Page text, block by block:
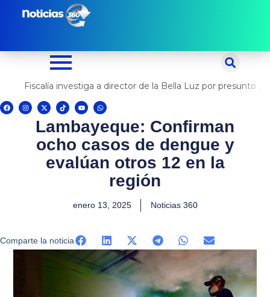
Fiscalía investiga a director de la Bella Luz por presunto abuso contra cantante Naldy Saldaña
F
a
c
I
n
s
X
-
t
w
i
t
e
T
i
k
t
Y
o
u
t
u
e
W
h
a
t
s
p
p
Lambayeque: Confirman
ocho casos de dengue y
evalúan otros 12 en la
región
enero 13, 2025 Noticias 360
Comparte la noticia